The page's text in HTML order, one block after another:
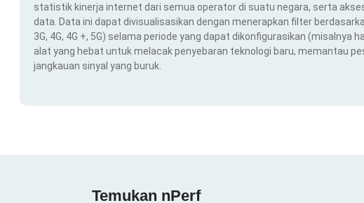
statistik kinerja internet dari semua operator di suatu negara, serta
data. Data ini dapat divisualisasikan dengan menerapkan filter
3G, 4G, 4G +, 5G) selama periode yang dapat dikonfigurasikan (misalnya
alat yang hebat untuk melacak penyebaran teknologi baru, memantau
jangkauan sinyal yang buruk.
Temukan nPerf